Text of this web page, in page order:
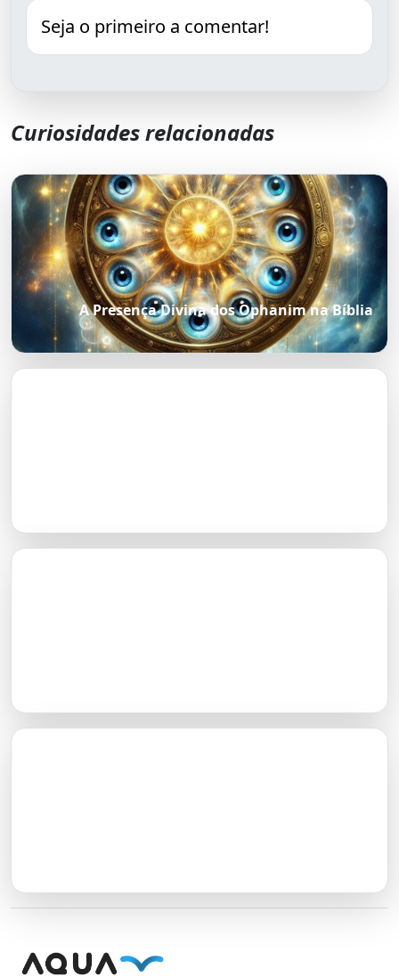
Seja o primeiro a comentar!
Curiosidades relacionadas
A Presença Divina dos Ophanim na Bíblia